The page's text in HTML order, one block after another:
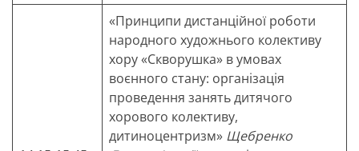
«Принципи дистанційної роботи
народного художнього колективу
хору «Скворушка» в умовах
воєнного стану: організація
проведення занять дитячого
хорового колективу,
дитиноцентризм» Щебренко